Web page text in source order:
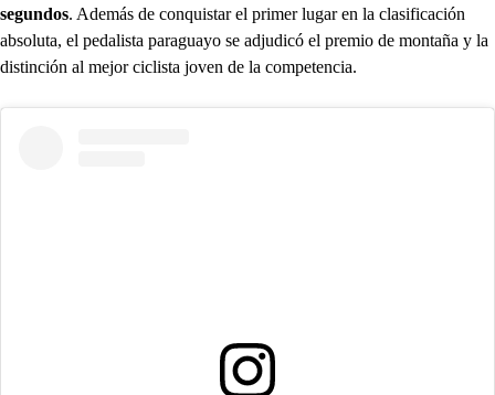
segundos. Además de conquistar el primer lugar en la clasificación
absoluta, el pedalista paraguayo se adjudicó el premio de montaña y la
distinción al mejor ciclista joven de la competencia.